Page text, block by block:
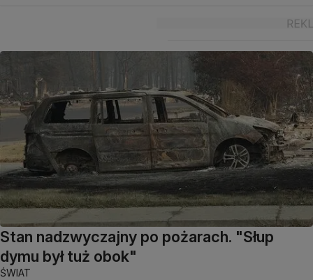
Stan nadzwyczajny po pożarach. "Słup
dymu był tuż obok"
ŚWIAT